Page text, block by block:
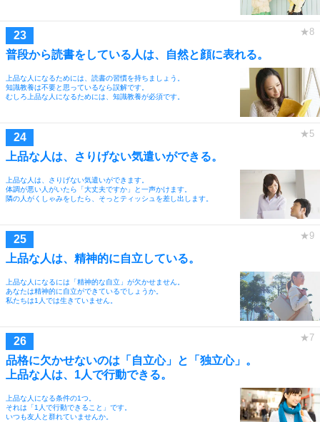
普段から読書をしている人は、自然と顔に表れる。
上品な人になるためには、読書の習慣を持ちましょう。
知識教養は不要と思っているなら誤解です。
むしろ上品な人になるためには、知識教養が必須です。
上品な人は、さりげない気遣いができる。
上品な人は、さりげない気遣いができます。
体調が悪い人がいたら「大丈夫ですか」と一声かけます。
隣の人がくしゃみをしたら、そっとティッシュを差し出します。
上品な人は、精神的に自立している。
上品な人になるには「精神的な自立」が欠かせません。
あなたは精神的に自立ができているでしょうか。
私たちは1人では生きていません。
品格に欠かせないのは「自立心」と「独立心」。
上品な人は、1人で行動できる。
上品な人になる条件の1つ。
それは「1人で行動できること」です。
いつも友人と群れていませんか。